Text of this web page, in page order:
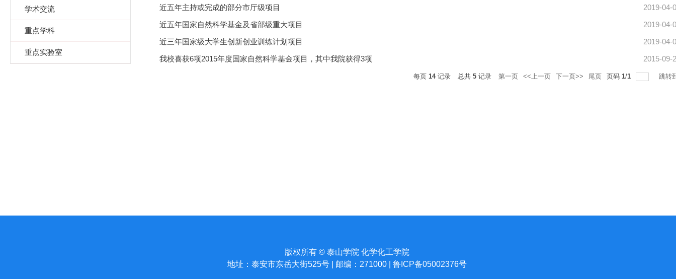
学术交流
重点学科
重点实验室
近五年主持或完成的部分市厅级项目
2019-04-
近五年国家自然科学基金及省部级重大项目
2019-04-
近三年国家级大学生创新创业训练计划项目
2019-04-
我校喜获6项2015年度国家自然科学基金项目，其中我院获得3项
2015-09-
每页 14记录 总共 5 记录 第一页 <<上一页 下一页>> 尾页 页码 1/1 跳转
版权所有 © 泰山学院 化学化工学院
地址：泰安市东岳大街525号 | 邮编：271000 | 鲁ICP备05002376号